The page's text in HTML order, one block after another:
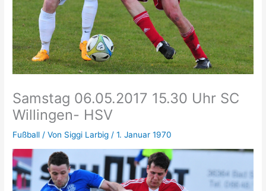
Samstag 06.05.2017 15.30 Uhr SC
Willingen- HSV
Fußball / Von Siggi Larbig /1. Januar 1970